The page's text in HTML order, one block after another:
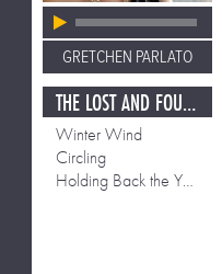
GRETCHEN PARLATO
THE LOST AND FOUND
Winter Wind
Circling
Holding Back the Years